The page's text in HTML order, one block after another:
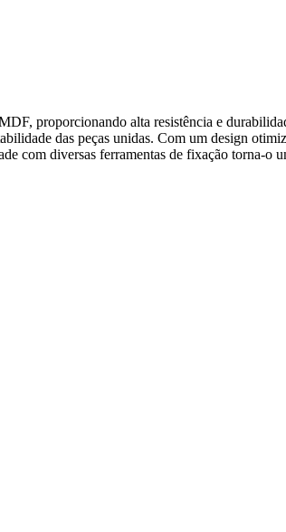
proporcionando alta resistência e
das peças unidas. Com um design
com diversas ferramentas de fixação torna-o